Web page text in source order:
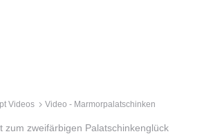
Videos Video - Marmorpalatschinken
zum zweifärbigen Palatschinkenglück